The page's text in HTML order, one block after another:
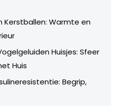
Kerstballen: Warmte en
Huisjes: Sfeer
Huis
Begrip,